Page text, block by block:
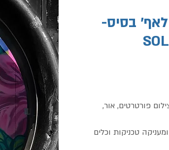
בסיס-
פורטרטים, אור,
טכניקות וכלים